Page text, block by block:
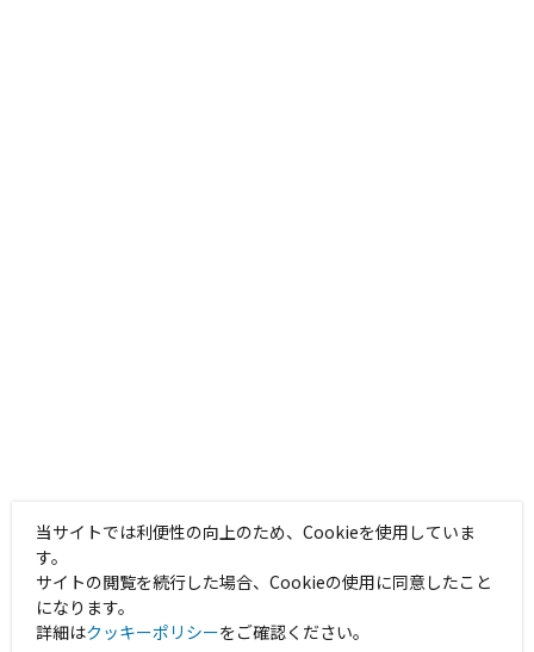
当サイトでは利便性の向上のため、Cookieを使用していま
す。
サイトの閲覧を続行した場合、Cookieの使用に同意したこと
になります。
詳細はクッキーポリシーをご確認ください。